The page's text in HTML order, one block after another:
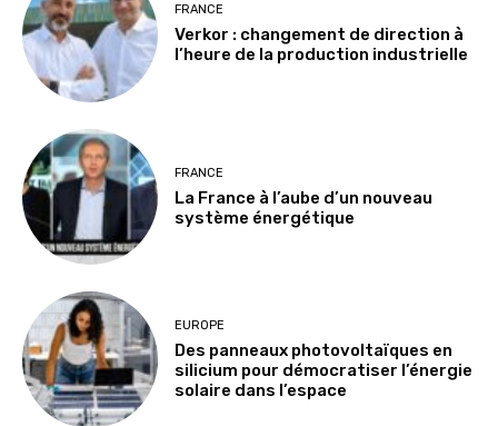
FRANCE
Verkor : changement de direction à
l’heure de la production industrielle
FRANCE
La France à l’aube d’un nouveau
système énergétique
EUROPE
Des panneaux photovoltaïques en
silicium pour démocratiser l’énergie
solaire dans l’espace